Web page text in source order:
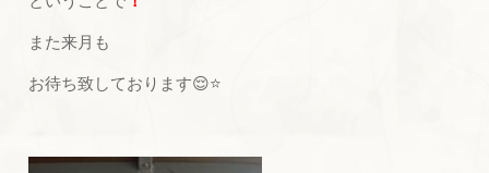
また来月も
お待ち致しております😌⭐